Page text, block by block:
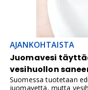
AJANKOHTAISTA
Juomavesi
vesihuollon
Suomessa tuotetaan
juomavettä, mutta